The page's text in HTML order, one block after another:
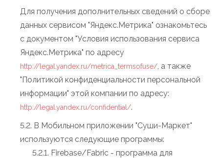
Для получения дополнительных сведений о сборе
данных сервисом "Яндекс.Метрика" ознакомьтесь
с документом "Условия использования сервиса
Яндекс.Метрика" по адресу
http://legal.yandex.ru/metrica_termsofuse/, а также
"Политикой конфиденциальности персональной
информации" этой компании по адресу:
http://legal.yandex.ru/confidential/.
5.2. В Мобильном приложении "Суши-Маркет"
используются следующие программы:
5.2.1. Firebase/Fabric - программа для